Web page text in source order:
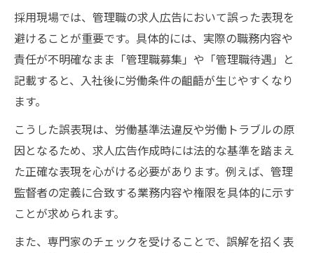
採用現場では、管理職の求人広告において誤った表現を
避けることが重要です。具体的には、実際の職務内容や
責任が不明確なまま「管理職募集」や「管理職待遇」と
記載すると、入社後に労働条件の齟齬が生じやすくなり
ます。
こうした誤表現は、労働基準法違反や労働トラブルの原
因となるため、求人広告作成時には法的な基準を踏まえ
た正確な表現を心がける必要があります。例えば、管理
監督者の定義に合致する業務内容や権限を具体的に示す
ことが求められます。
また、専門家のチェックを受けることで、誤解を招く表